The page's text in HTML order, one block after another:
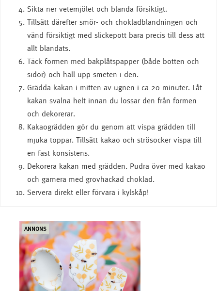
Sikta ner vetemjölet och blanda försiktigt.
Tillsätt därefter smör- och chokladblandningen och
vänd försiktigt med slickepott bara precis till dess att
allt blandats.
Täck formen med bakplåtspapper (både botten och
sidor) och häll upp smeten i den.
Grädda kakan i mitten av ugnen i ca 20 minuter. Låt
kakan svalna helt innan du lossar den från formen
och dekorerar.
Kakaogrädden gör du genom att vispa grädden till
mjuka toppar. Tillsätt kakao och strösocker vispa till
en fast konsistens.
Dekorera kakan med grädden. Pudra över med kakao
och garnera med grovhackad choklad.
Servera direkt eller förvara i kylskåp!
ANNONS